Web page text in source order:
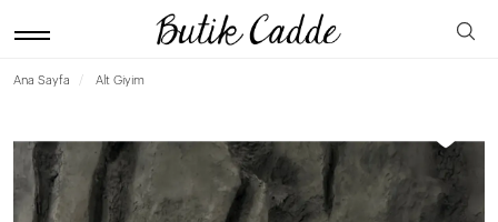
Ana Sayfa Alt Giyim